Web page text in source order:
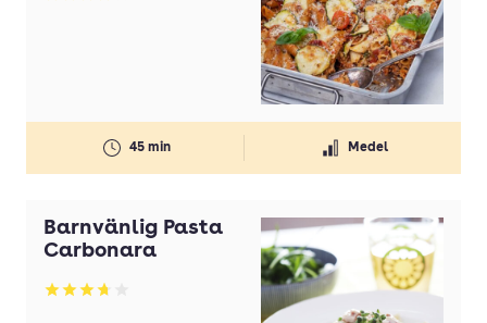
Betyg: 4.19 av 5
45 min Medel
Barnvänlig Pasta
Carbonara
Betyg: 3.71 av 5